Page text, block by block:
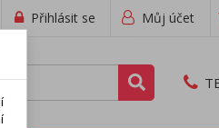
Můj účet
Přihlásit se